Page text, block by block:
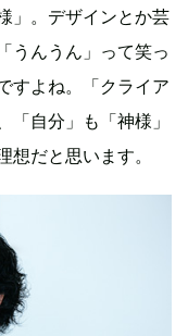
」。デザインとか芸
うんうん」って笑っ
すよね。「クライア
「自分」も「神様」
想だと思います。